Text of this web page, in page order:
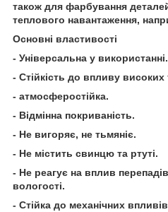
також для фарбування
теплового навантаження,
Основні властивості
- Універсальна у використанні.
- Стійкість до впливу
- атмосферостійка.
- Відмінна покриваність.
- Не вигоряє, не тьмяніє.
- Не містить свинцю та ртуті.
- Не реагує на вплив
вологості.
- Стійка до механічних